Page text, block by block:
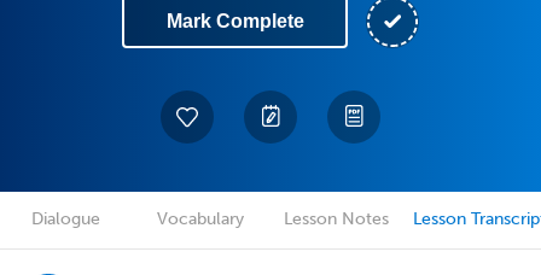
Mark Complete
Dialogue Vocabulary Lesson Notes Lesson